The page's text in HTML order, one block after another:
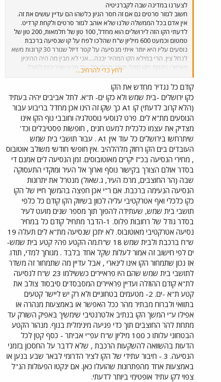
לצערנו במדינה שבה לקברניטיה
חשוב לגזור סרטים גם אם זה חסר הגיון כלשהו הם עדיין עושים את זה.
אין אדם בכל הממשלה שלנו שלא אוהב לגזור סרטים ולקחת קרדיט.
לדעתי הקו הזה לירושלים הוא מחדל, 100 טון של חלמאות, 200 טון של
טמטום וכמעט 600 מיליון ש"ח שהלכו לפח על קו שנסיעה ברכבת
נוסעים עליו היא יותר איתי מנסיעה על קטר דיזל שגורר 30 קרונות משא
לנחל צין. הרי במילא הקו המהיר יבנה....אני לא מבין מה היה ההיגיון
מאחורי הקמת הקו הזה? חוסר סבלנות? עוד סרט שצריכים לגזור?
לירושלים להתמוטט תחבורתית ולפי מה שאנחנו רואים הקו גם לא
מספק רעיון תחבורתי יעיל. ואם כבר דיברנו על הקו נלך לקצה....תחנת
מלחה, תחנה ענקית בלי שום פרופורציה ובלי שום הגיון, שפכו של כסף
כמו זבל על מבנה מיותר שאין בו שום צורך, אולם נוסעים ענק כאילו
שהולכים לעשות סו שימוש מאות אלפי נוסעים בשבוע, בתחנת תל אביב
מרכז שבה עוברים בשעה נוסעים שלא יעברו במלחה במשך שבוע אין
אולם נוסעים בגודל כזה ואפילו לא קרוב לגודל הזה. איפה ההיגיון?
מבחינתי הקו הזה לירושלים עם כל האטרקציה שבפתיחתו הוא אחד
ממחדלי התחבורה הגדולים ביותר שידעה מדינת ישראל.
לחץ כדי להרחיב...
קודם כל נגדיר מחדש את הקו
כקו ירושלים -בית שמש ולא כקו ים- ת"א. לתל אביבים יהיה בעתיד
(הלא קרוב לדעתי) קו A1 כך שקו זה הינו אכן מחדל בריבוע עבור
הנוסעים מת"א לים. פרט לנוסעי נוסטלגיה וחובבי נוף הקו אינו
מצדיק את עצמו כלכלית למעט חגים , חופשות פסטיבלים וכד'
שיתרחשו בירושלים כל עוד אין A1 . עבור תושבי בית שמש
העובדים בים הקו רחוק מלהלהיב .אין חופשי חודשי משולב אוטובוס
, מחירי הנסיעה בכ"ז יקרים מאוטובוסים. זמן הנסיעה לים אמנם די
בסדר אולם הצורך בקישור נוסף וארוך אל העיר ומוקדי התעסוקה
שבה (הר החוצבים, מרכז העיר, ג.שאול) מנטרל את יתרונות
הנסיעה הנעימה ברכבת. אם ר"י אכן חפצה בהמשך חייו של הקו
כקו כלכלי ואף אטרקטיבי עליה לכוון בשיווק הקו קודם כל כלפי
תושבי בית שמש, שעתידה להפוך תוך מספר שנים מועט לעיר
בסדר גודל של רחובות פלוס. 1-הדבר מתחיל קודם כל במחיר
נסיעה אטרקטיבי מאוטובוס. לא יתכן שנסיעה מת"א לים תעלה 19
ש"ח ברכבת ולבית שמש 18 ש"ח.מה הקטע פה? קטע בית שמש-
ים לפי חישוב זה אמור לעלות שקל אחד בלבד . מגוחך למדי, תודו.
אז נכון שתמחור הקו אינו לינארי , אבל עדיין מה שתמחור זה משדר
לתושבי בית שמש שהם היו פראיירים כששילמו 23 ש"ח לנסיעה
לת"א קודם ההוזלה ועדיין פראיירים המסבסדים סיבסוד צולב את
קטע ת"א -ים. 2- מטעמים בטחוניים ולא רק יש ליישר קטעים
בתוואי ולברוח מבתיר מהר ככל האפשר או באמצעות מנהרה או
אפילו ע"י המשך הקו בנתיב אלטרנטיבי שימשיך באפיק השורק עד
מתחת להר החוצבים תוך כדי פגיעה מינימלית בנוף. מנהור הקטע
הבטחוני עלותו כ 100 מיליון ש"ח עפ"י אביתר - כסף קטן לכל
הדעות בהשוואה להשקעות הרכבת , שלא לדבר על החסכון בזמני
הנסיעה. 3 - חיבור עתידי של הקו לציר הדרומי לבאר שבע בנען או
באמצעות אחד מהפתרונות שהועלו כאן. אם ינקטו הפעולות הנ"ל
צפוי לקו עתיד אופטימי ביותר לדעתי.